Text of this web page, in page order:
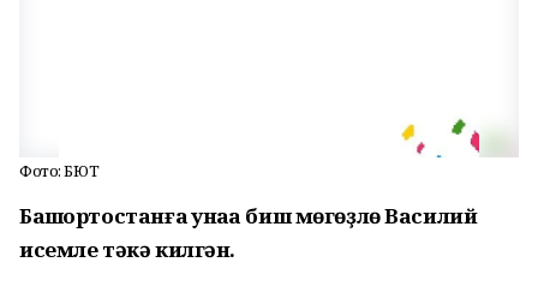
Фото: БЮТ
Башҡортостанға ҡунаҡҡа биш мөгөҙлө Василий
исемле тәкә килгән.